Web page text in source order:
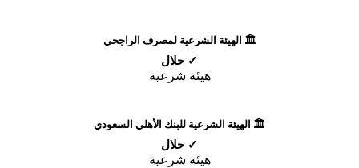
🏛️ الهيئة الشرعية لمصرف الراجحي
✓ حلال
هيئة شرعية
🏛️ الهيئة الشرعية للبنك الأهلي السعودي
✓ حلال
هيئة شرعية